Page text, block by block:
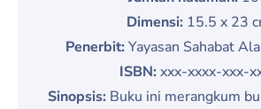
Dimensi:15.5 x 23
Penerbit:Yayasan Sahabat
ISBN:xxx-xxxx-xxx-
Sinopsis: Buku ini merangkum